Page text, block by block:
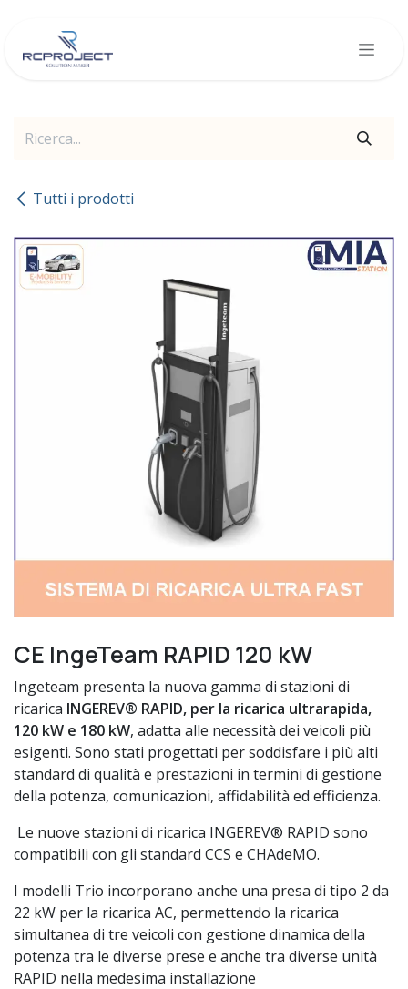
Tutti i prodotti
CE IngeTeam RAPID 120 kW
Ingeteam presenta la nuova gamma di stazioni di
ricarica INGEREV® RAPID, per la ricarica ultrarapida,
120 kW e 180 kW, adatta alle necessità dei veicoli più
esigenti. Sono stati progettati per soddisfare i più alti
standard di qualità e prestazioni in termini di gestione
della potenza, comunicazioni, affidabilità ed efficienza.
Le nuove stazioni di ricarica INGEREV® RAPID sono
compatibili con gli standard CCS e CHAdeMO.
I modelli Trio incorporano anche una presa di tipo 2 da
22 kW per la ricarica AC, permettendo la ricarica
simultanea di tre veicoli con gestione dinamica della
potenza tra le diverse prese e anche tra diverse unità
RAPID nella medesima installazione